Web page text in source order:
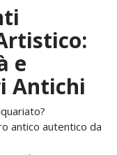
e
Antichi
antico autentico da